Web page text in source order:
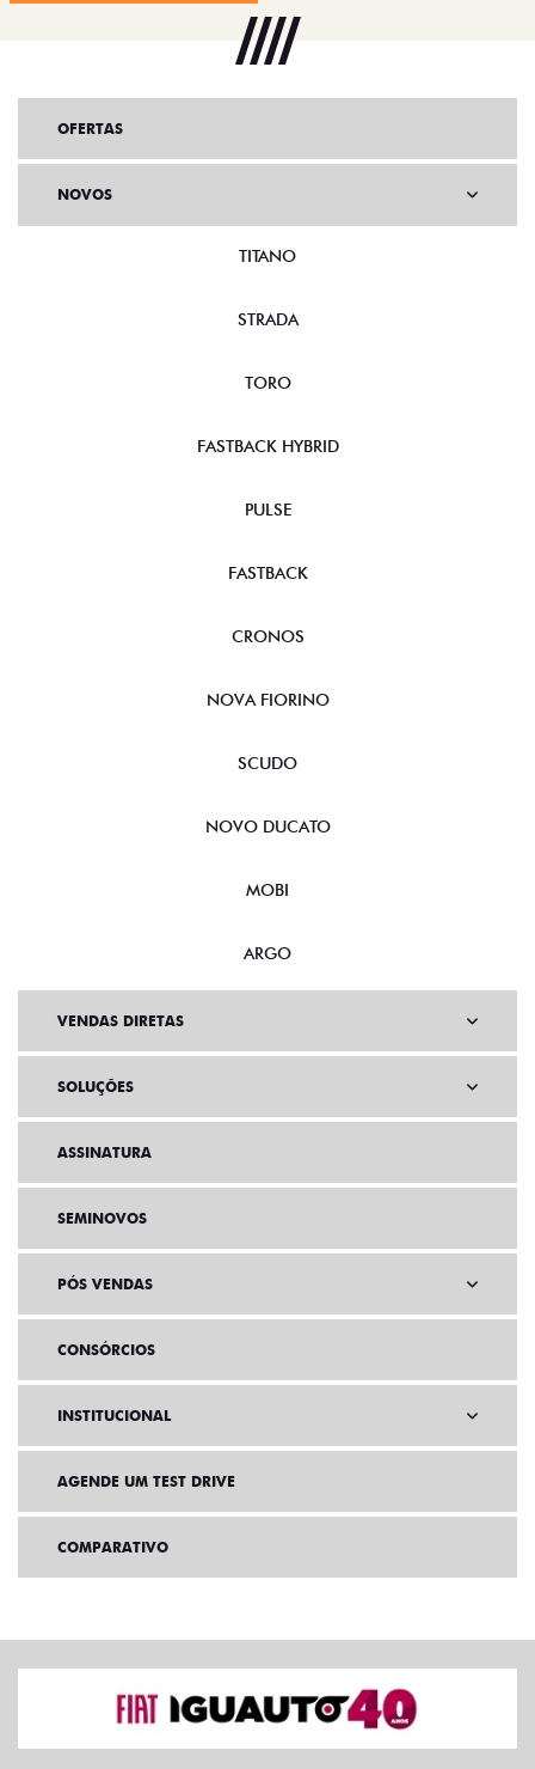
OFERTAS
NOVOS
TITANO
STRADA
TORO
FASTBACK HYBRID
PULSE
FASTBACK
CRONOS
NOVA FIORINO
SCUDO
NOVO DUCATO
MOBI
ARGO
VENDAS DIRETAS
SOLUÇÕES
ASSINATURA
SEMINOVOS
PÓS VENDAS
CONSÓRCIOS
INSTITUCIONAL
AGENDE UM TEST DRIVE
COMPARATIVO